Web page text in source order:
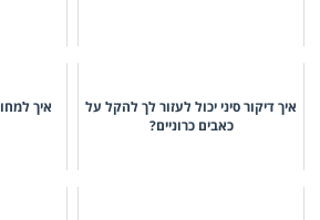
איך דיקור סיני יכול לעזור לך להקל על
כאבים כרוניים?
איך